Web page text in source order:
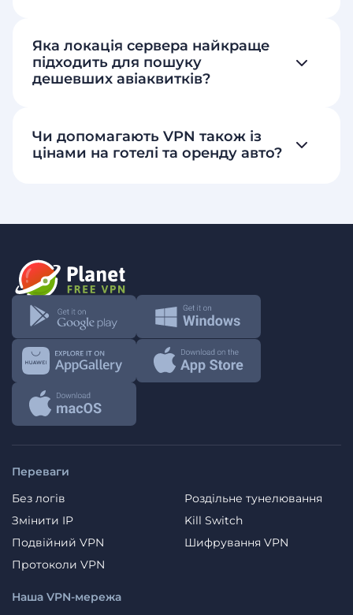
Яка локація сервера найкраще
підходить для пошуку
дешевших авіаквитків?
Чи допомагають VPN також із
цінами на готелі та оренду авто?
Переваги
Без логів
Роздільне тунелювання
Змінити IP
Kill Switch
Подвійний VPN
Шифрування VPN
Протоколи VPN
Наша VPN-мережа